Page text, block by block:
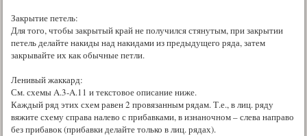
Закрытие петель:
Для того, чтобы закрытый край не получился стянутым, при закрытии
петель делайте накиды над накидами из предыдущего ряда, затем
закрывайте их как обычные петли.
Ленивый жаккард:
См. схемы A.3-A.11 и текстовое описание ниже.
Каждый ряд этих схем равен 2 провязанным рядам. Т.е., в лиц. ряду
вяжите схему справа налево с прибавками, в изнаночном – слева направо
без прибавок (прибавки делайте только в лиц. рядах).